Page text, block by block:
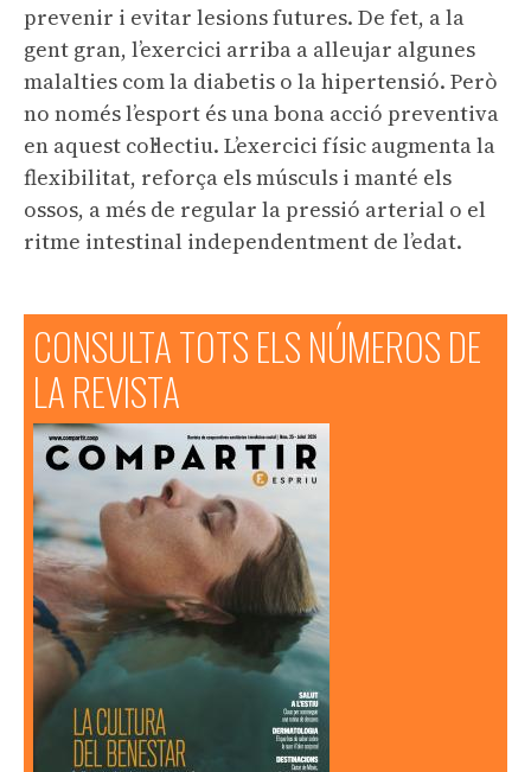
prevenir i evitar lesions futures. De fet, a la
gent gran, l’exercici arriba a alleujar algunes
malalties com la diabetis o la hipertensió. Però
no només l’esport és una bona acció preventiva
en aquest col·lectiu. L’exercici físic augmenta la
flexibilitat, reforça els músculs i manté els
ossos, a més de regular la pressió arterial o el
ritme intestinal independentment de l’edat.
CONSULTA TOTS ELS NÚMEROS DE
LA REVISTA